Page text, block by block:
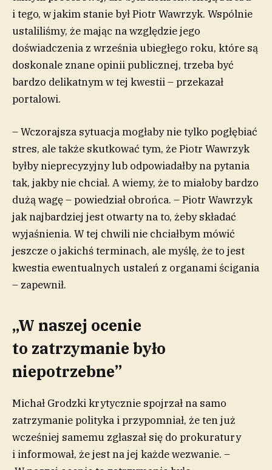
i tego, w jakim stanie był Piotr Wawrzyk. Wspólnie
ustaliliśmy, że mając na względzie jego
doświadczenia z września ubiegłego roku, które są
doskonale znane opinii publicznej, trzeba być
bardzo delikatnym w tej kwestii – przekazał
portalowi.
– Wczorajsza sytuacja mogłaby nie tylko pogłębiać
stres, ale także skutkować tym, że Piotr Wawrzyk
byłby nieprecyzyjny lub odpowiadałby na pytania
tak, jakby nie chciał. A wiemy, że to miałoby bardzo
dużą wagę – powiedział obrońca. – Piotr Wawrzyk
jak najbardziej jest otwarty na to, żeby składać
wyjaśnienia. W tej chwili nie chciałbym mówić
jeszcze o jakichś terminach, ale myślę, że to jest
kwestia ewentualnych ustaleń z organami ścigania
– zapewnił.
„W naszej ocenie
to zatrzymanie było
niepotrzebne”
Michał Grodzki krytycznie spojrzał na samo
zatrzymanie polityka i przypomniał, że ten już
wcześniej samemu zgłaszał się do prokuratury
i informował, że jest na jej każde wezwanie. –